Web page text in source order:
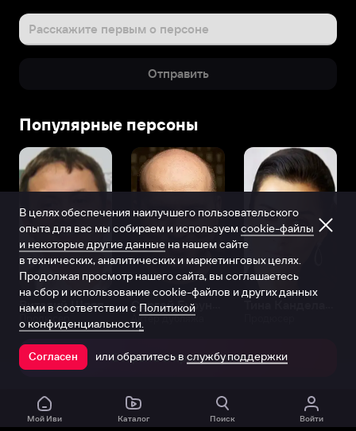
Расскажите первым о персоне
Отправить
Популярные персоны
Виталий Шляппо
Продюсер Актёр дубляжа
Открыть в приложении
Мой Иви Каталог Поиск Войти
В целях обеспечения наилучшего пользовательского
опыта для вас мы собираем и используем cookie-файлы
и некоторые другие данные на нашем сайте
в технических, аналитических и маркетинговых целях.
Продолжая просмотр нашего сайта, вы соглашаетесь
на сбор и использование cookie-файлов и других данных
нами в соответствии с Политикой
о конфиденциальности.
Согласен или обратитесь в службу поддержки